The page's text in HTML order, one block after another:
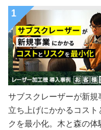
1
サブスクレーザーが新規
立ち上げにかかるコスト
クを最小化。木と森の体